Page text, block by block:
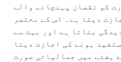
کو نقصان پہنچانے والے
دیتا ہے۔ اس کے مختصر
بناتا ہے اور بہت سے
ہونے کی اجازت دیتا
ہفتے میں جمالیاتی صورت